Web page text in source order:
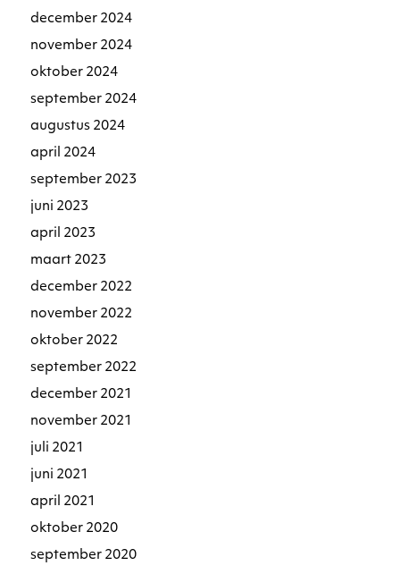
december 2024
november 2024
oktober 2024
september 2024
augustus 2024
april 2024
september 2023
juni 2023
april 2023
maart 2023
december 2022
november 2022
oktober 2022
september 2022
december 2021
november 2021
juli 2021
juni 2021
april 2021
oktober 2020
september 2020